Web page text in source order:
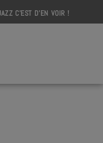
C'EST D'EN VOIR !